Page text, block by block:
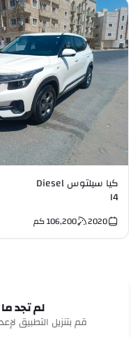
كيا سيلتوس Diesel
I4
2020
106,200 كم
لم تجد
قم بتنزيل التطبيق